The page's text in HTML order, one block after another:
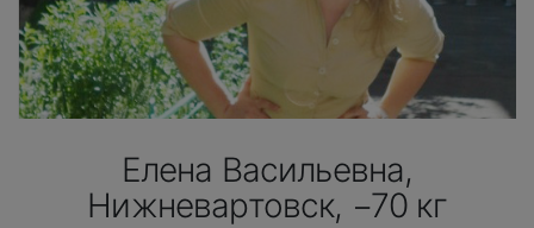
Елена Васильевна,
Нижневартовск, −70 кг